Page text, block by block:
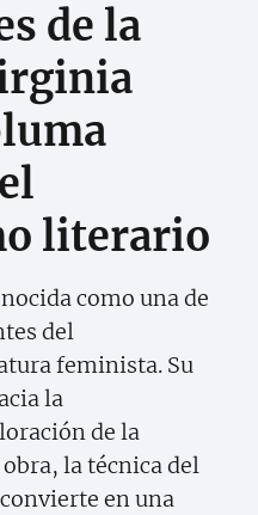
de la
literario
como una de
del
feminista. Su
la
de la
la técnica del
en una